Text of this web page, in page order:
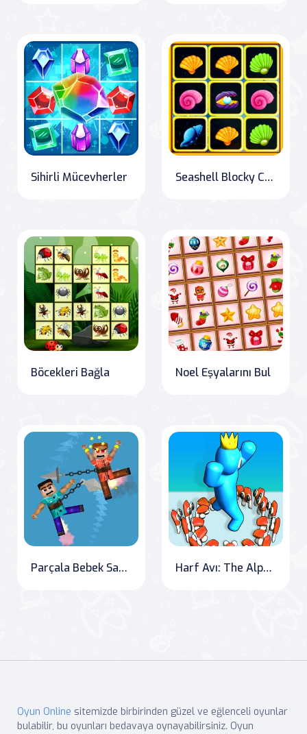
Sihirli Mücevherler Seashell Blocky Challenge
Böcekleri Bağla Noel Eşyalarını Bul
Parçala Bebek Savaşı Harf Avı: The Alphabet Hunt
Oyun Online sitemizde birbirinden güzel ve eğlenceli oyunlar
bulabilir, bu oyunları bedavaya oynayabilirsiniz. Oyun